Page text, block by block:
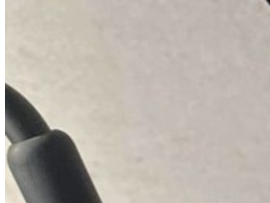
SR400
QBIX
VESPA
เลือกตามจุดติดตั้ง